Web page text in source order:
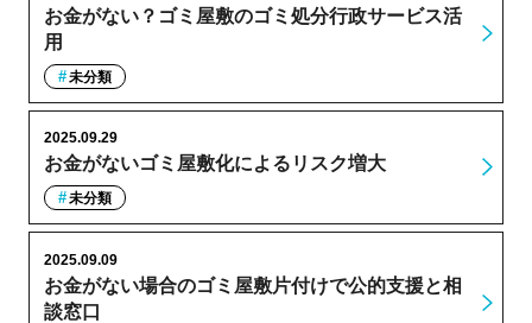
お金がない？ゴミ屋敷のゴミ処分行政サービス活
用
未分類
お金がないゴミ屋敷化によるリスク増大
2025.09.29
未分類
お金がない場合のゴミ屋敷片付けで公的支援と相
談窓口
2025.09.09